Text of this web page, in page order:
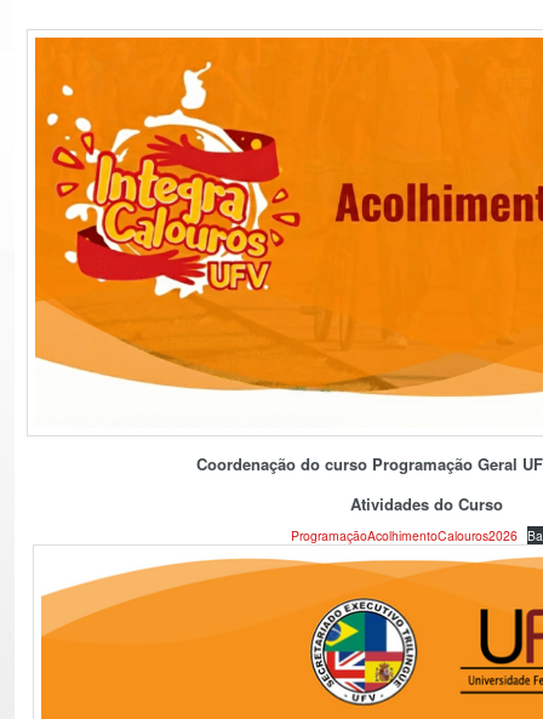
Coordenação do curso Programação Geral
Atividades do Curso
ProgramaçãoAcolhimentoCalouros2026